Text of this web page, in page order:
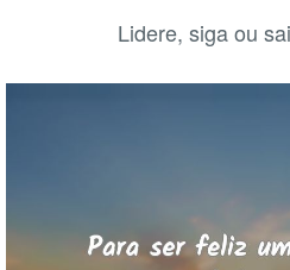
Lidere, siga ou